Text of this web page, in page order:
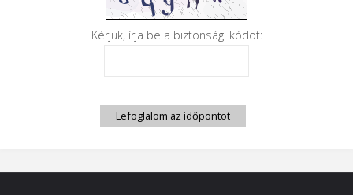
Kérjük, írja be a biztonsági kódot:
Lefoglalom az időpontot